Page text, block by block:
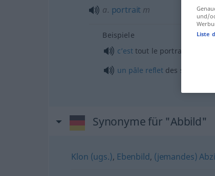
a. portrait m
Beispiele
c’esttout le portrait de son
un pâle reflet des
Synonyme für "Abbild"
Klon (ugs.), Ebenbild, (jemandes)
und/
Liste